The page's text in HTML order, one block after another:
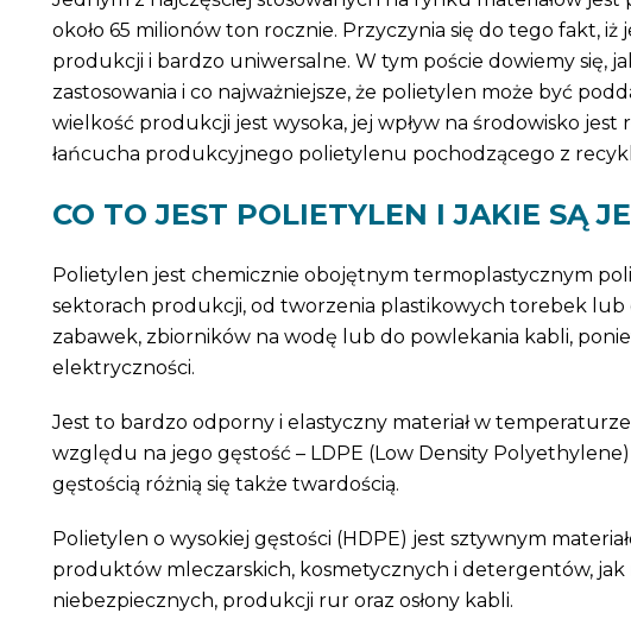
około 65 milionów ton rocznie. Przyczynia się do tego fakt,
produkcji i bardzo uniwersalne. W tym poście dowiemy się,
zastosowania i co najważniejsze, że polietylen może być
wielkość produkcji jest wysoka, jej wpływ na środowisko
łańcucha produkcyjnego polietylenu pochodzącego z
CO TO JEST POLIETYLEN I JAKIE SĄ
Polietylen jest chemicznie obojętnym termoplastycznym
sektorach produkcji, od tworzenia plastikowych torebek
zabawek, zbiorników na wodę lub do powlekania kabli,
elektryczności.
Jest to bardzo odporny i elastyczny materiał w
względu na jego gęstość – LDPE (Low Density
gęstością różnią się także twardością.
Polietylen o wysokiej gęstości (HDPE) jest sztywnym
produktów mleczarskich, kosmetycznych i detergentów,
niebezpiecznych, produkcji rur oraz osłony kabli.